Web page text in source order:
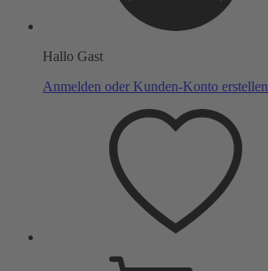
Hallo Gast
Anmelden oder Kunden-Konto erstellen